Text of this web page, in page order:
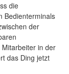
die
Bedienterminals
der
in der
das Ding jetzt